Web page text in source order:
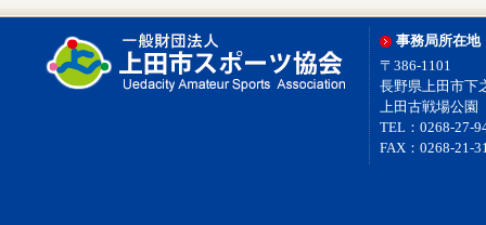
事務局所在地
〒386-1101
長野県上田市下
上田古戦場公園
TEL：0268-27-
FAX：0268-21-